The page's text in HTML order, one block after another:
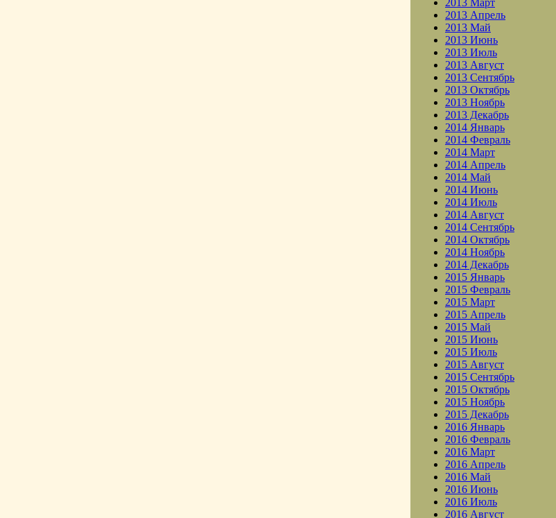
2013 Март
2013 Апрель
2013 Май
2013 Июнь
2013 Июль
2013 Август
2013 Сентябрь
2013 Октябрь
2013 Ноябрь
2013 Декабрь
2014 Январь
2014 Февраль
2014 Март
2014 Апрель
2014 Май
2014 Июнь
2014 Июль
2014 Август
2014 Сентябрь
2014 Октябрь
2014 Ноябрь
2014 Декабрь
2015 Январь
2015 Февраль
2015 Март
2015 Апрель
2015 Май
2015 Июнь
2015 Июль
2015 Август
2015 Сентябрь
2015 Октябрь
2015 Ноябрь
2015 Декабрь
2016 Январь
2016 Февраль
2016 Март
2016 Апрель
2016 Май
2016 Июнь
2016 Июль
2016 Август